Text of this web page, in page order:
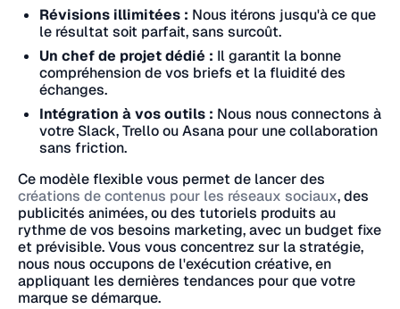
Révisions illimitées : Nous itérons jusqu'à ce que
le résultat soit parfait, sans surcoût.
Un chef de projet dédié : Il garantit la bonne
compréhension de vos briefs et la fluidité des
échanges.
Intégration à vos outils : Nous nous connectons à
votre Slack, Trello ou Asana pour une collaboration
sans friction.
Ce modèle flexible vous permet de lancer des
créations de contenus pour les réseaux sociaux, des
publicités animées, ou des tutoriels produits au
rythme de vos besoins marketing, avec un budget fixe
et prévisible. Vous vous concentrez sur la stratégie,
nous nous occupons de l'exécution créative, en
appliquant les dernières tendances pour que votre
marque se démarque.